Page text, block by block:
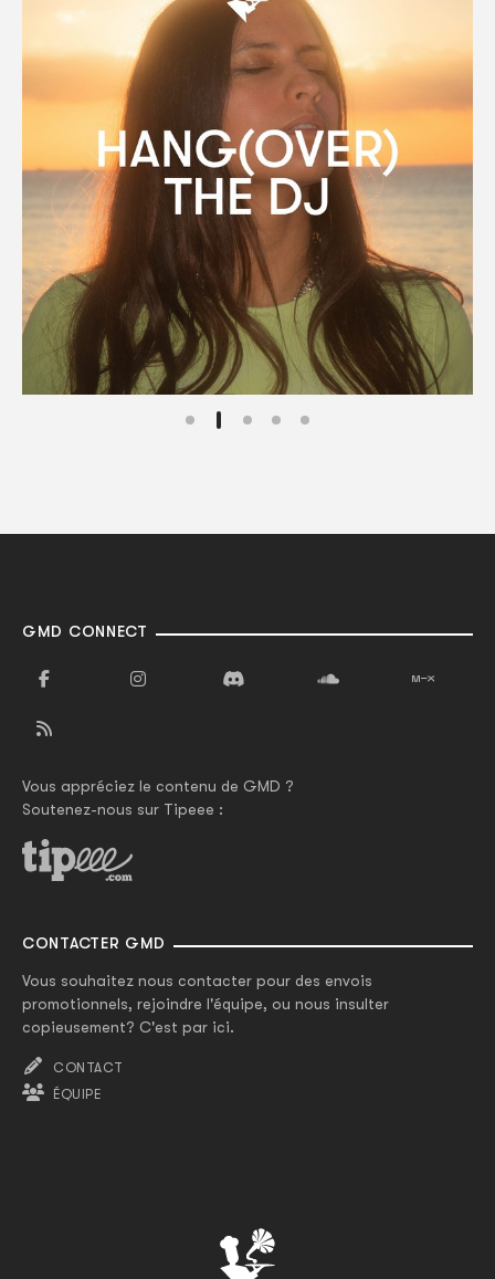
GMD CONNECT
Vous appréciez le contenu de GMD ?
Soutenez-nous sur Tipeee :
CONTACTER GMD
Vous souhaitez nous contacter pour des envois
promotionnels, rejoindre l'équipe, ou nous insulter
copieusement? C'est par ici.
CONTACT
ÉQUIPE